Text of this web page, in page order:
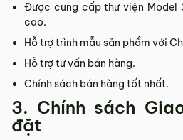
Được cung cấp thư viện Model
cao.
Hỗ trợ trình mẫu sản phẩm với
Hỗ trợ tư vấn bán hàng.
Chính sách bán hàng tốt nhất.
3. Chính sách
đặt